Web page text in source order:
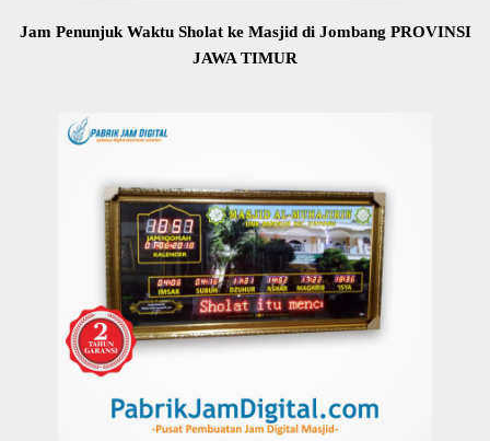
Jam Penunjuk Waktu Sholat ke Masjid di Jombang PROVINSI
JAWA TIMUR